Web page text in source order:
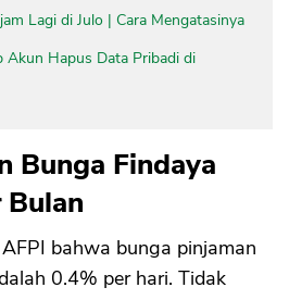
Lagi di Julo | Cara Mengatasinya
Akun Hapus Data Pribadi di
Bunga Findaya
bahwa bunga pinjaman
0.4% per hari. Tidak